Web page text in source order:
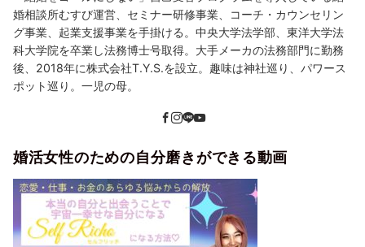
婚相談所むすび運営、セミナー研修事業、コーチ・カウンセリン
グ事業、起業支援事業を手掛ける。中央大学法学部、東洋大学法
科大学院を卒業し法務博士号取得。大手メーカの法務部門に勤務
後、2018年に株式会社T.Y.S.を設立。趣味は神社巡り、パワース
ポット巡り。一児の母。
婚活女性のための自分磨きができる動画